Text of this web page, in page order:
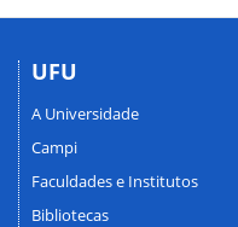
UFU
A Universidade
Campi
Faculdades e Institutos
Bibliotecas